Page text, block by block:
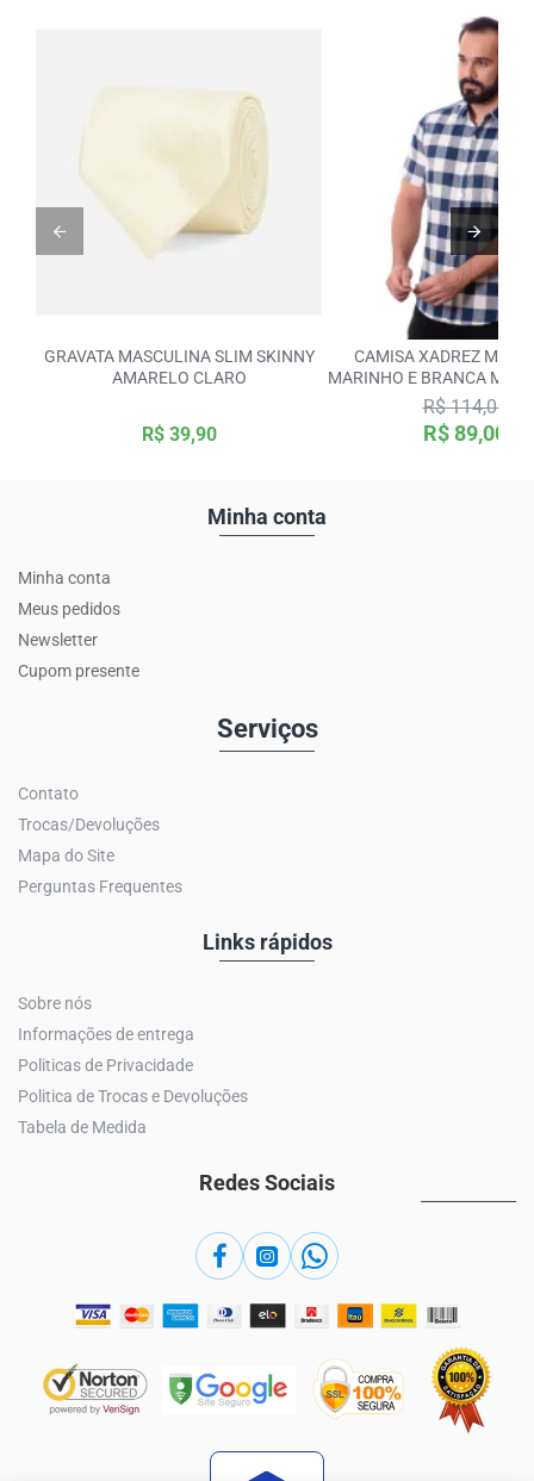
GRAVATA MASCULINA SLIM SKINNY
AMARELO CLARO
R$ 39,90
CAMISA XADREZ
MARINHO E BRANCA
R$ 89,00
R$ 114,00
Minha conta
Minha conta
Meus pedidos
Newsletter
Cupom presente
Serviços
Contato
Trocas/Devoluções
Mapa do Site
Perguntas Frequentes
Links rápidos
Sobre nós
Informações de entrega
Politicas de Privacidade
Politica de Trocas e Devoluções
Tabela de Medida
Redes Sociais